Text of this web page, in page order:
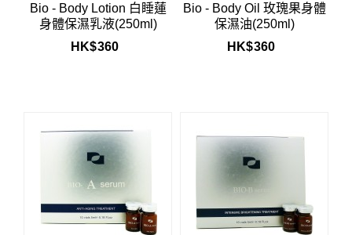
Bio - Body Lotion 白睡蓮
身體保濕乳液(250ml)
HK$360
Bio - Body Oil 玫瑰果身體
保濕油(250ml)
HK$360